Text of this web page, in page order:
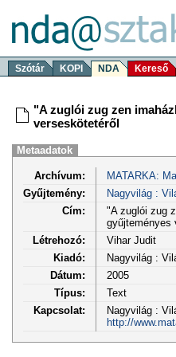
Szótár KOPI NDA Kereső
"A zuglói zug zen
verseskötetéről
Metaadatok
Archívum:
MATARKA:
Gyűjtemény:
Nagyvilág :
Cím:
"A zuglói zug
gyűjteményes
Létrehozó:
Vihar Judit
Kiadó:
Nagyvilág :
Dátum:
2005
Típus:
Text
Kapcsolat:
Nagyvilág :
http://